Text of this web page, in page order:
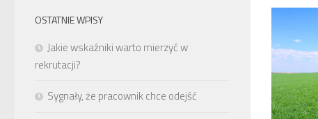
OSTATNIE WPISY
Jakie wskaźniki warto mierzyć w
rekrutacji?
Sygnały, że pracownik chce odejść